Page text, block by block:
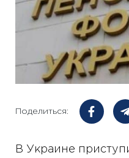
Поделиться:
В Украине